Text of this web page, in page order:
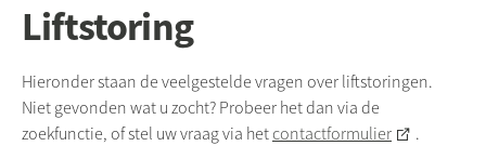
Liftstoring
Hieronder staan de veelgestelde vragen over liftstoringen.
Niet gevonden wat u zocht? Probeer het dan via de
zoekfunctie, of stel uw vraag via het contactformulier .